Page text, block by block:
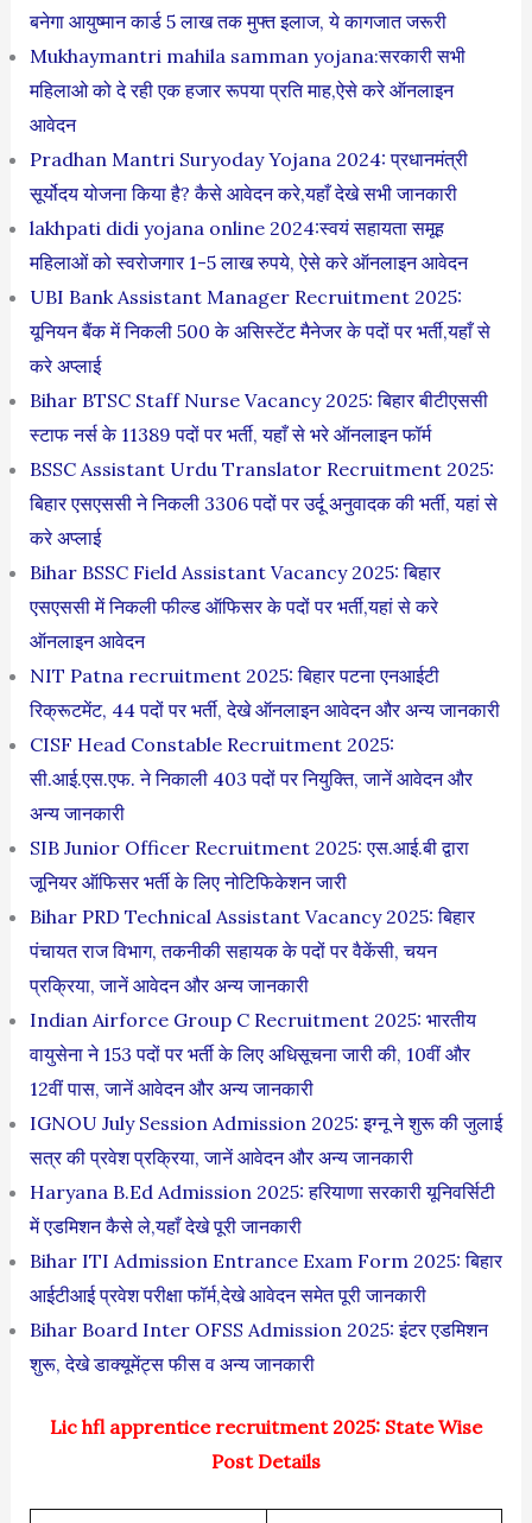
बनेगा आयुष्मान कार्ड 5 लाख तक मुफ्त इलाज, ये कागजात जरूरी
Mukhaymantri mahila samman yojana:सरकारी सभी
महिलाओ को दे रही एक हजार रूपया प्रति माह,ऐसे करे ऑनलाइन
आवेदन
Pradhan Mantri Suryoday Yojana 2024: प्रधानमंत्री
सूर्योदय योजना किया है? कैसे आवेदन करे,यहाँ देखे सभी जानकारी
lakhpati didi yojana online 2024:स्वयं सहायता समूह
महिलाओं को स्‍वरोजगार 1-5 लाख रुपये, ऐसे करे ऑनलाइन आवेदन
UBI Bank Assistant Manager Recruitment 2025:
यूनियन बैंक में निकली 500 के असिस्टेंट मैनेजर के पदों पर भर्ती,यहाँ से
करे अप्लाई
Bihar BTSC Staff Nurse Vacancy 2025: बिहार बीटीएससी
स्टाफ नर्स के 11389 पदों पर भर्ती, यहाँ से भरे ऑनलाइन फॉर्म
BSSC Assistant Urdu Translator Recruitment 2025:
बिहार एसएससी ने निकली 3306 पदों पर उर्दू अनुवादक की भर्ती, यहां से
करे अप्लाई
Bihar BSSC Field Assistant Vacancy 2025: बिहार
एसएससी में निकली फील्ड ऑफिसर के पदों पर भर्ती,यहां से करे
ऑनलाइन आवेदन
NIT Patna recruitment 2025: बिहार पटना एनआईटी
रिक्रूटमेंट, 44 पदों पर भर्ती, देखे ऑनलाइन आवेदन और अन्य जानकारी
CISF Head Constable Recruitment 2025:
सी.आई.एस.एफ. ने निकाली 403 पदों पर नियुक्ति, जानें आवेदन और
अन्य जानकारी
SIB Junior Officer Recruitment 2025: एस.आई.बी द्वारा
जूनियर ऑफिसर भर्ती के लिए नोटिफिकेशन जारी
Bihar PRD Technical Assistant Vacancy 2025: बिहार
पंचायत राज विभाग, तकनीकी सहायक के पदों पर वैकेंसी, चयन
प्रक्रिया, जानें आवेदन और अन्य जानकारी
Indian Airforce Group C Recruitment 2025: भारतीय
वायुसेना ने 153 पदों पर भर्ती के लिए अधिसूचना जारी की, 10वीं और
12वीं पास, जानें आवेदन और अन्य जानकारी
IGNOU July Session Admission 2025: इग्नू ने शुरू की जुलाई
सत्र की प्रवेश प्रक्रिया, जानें आवेदन और अन्य जानकारी
Haryana B.Ed Admission 2025: हरियाणा सरकारी यूनिवर्सिटी
में एडमिशन कैसे ले,यहाँ देखे पूरी जानकारी
Bihar ITI Admission Entrance Exam Form 2025: बिहार
आईटीआई प्रवेश परीक्षा फॉर्म,देखे आवेदन समेत पूरी जानकारी
Bihar Board Inter OFSS Admission 2025: इंटर एडमिशन
शुरू, देखे डाक्यूमेंट्स फीस व अन्य जानकारी
Lic hfl apprentice recruitment 2025: State Wise
Post Details